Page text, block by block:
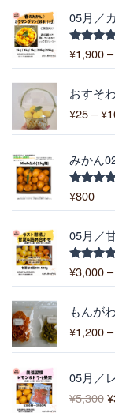
05月／
5段階中
5.00
¥1,900 –
おすそ
¥25 –¥
みかん
5段階中
¥800
05月／
5段階中
5.00
¥3,000 –
もんが
¥1,200 –
05月／
¥5,300
の
¥